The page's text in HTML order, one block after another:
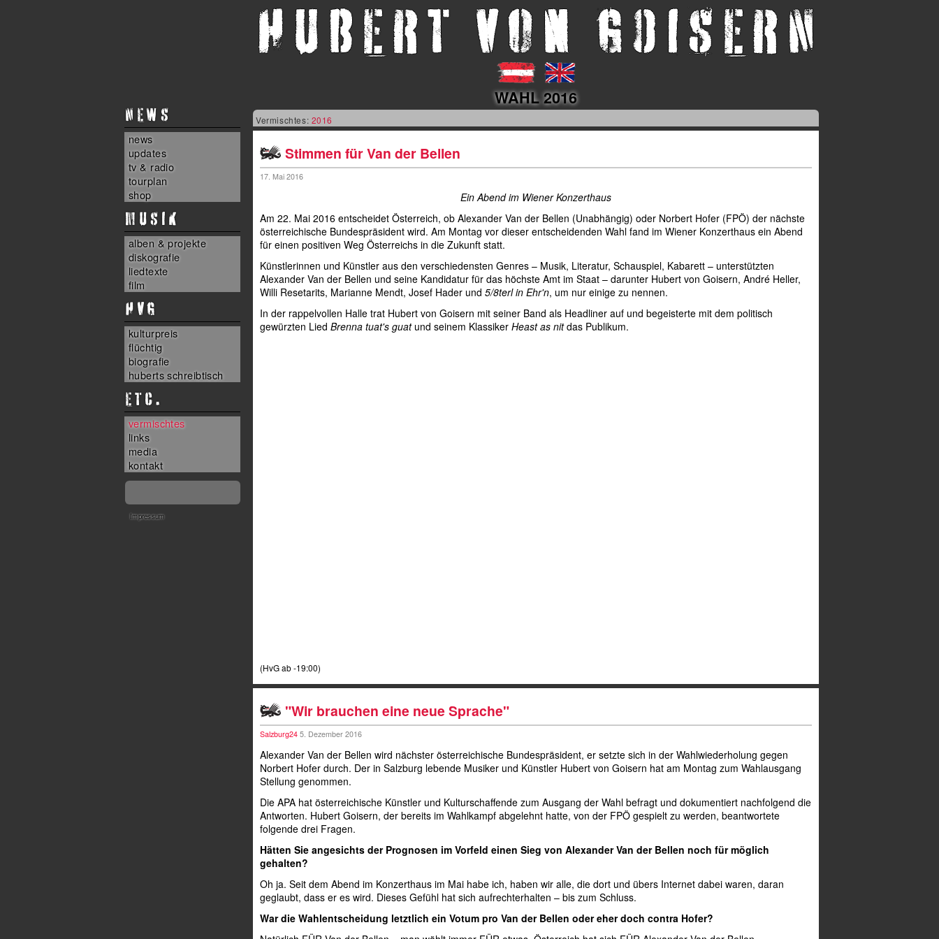
NEWS
news
updates
tv & radio
tourplan
shop
MUSIK
alben & projekte
diskografie
liedtexte
film
HvG
kulturpreis
flüchtig
biografie
huberts schreibtisch
ETC.
vermischtes
links
media
kontakt
Impressum
WAHL 2016
Vermischtes: 2016
Stimmen für Van der Bellen
17. Mai 2016
Ein Abend im Wiener Konzerthaus
Am 22. Mai 2016 entscheidet Österreich, ob Alexander Van der Bellen (Unabhängig) oder Norbert Hofer (FPÖ) der nächste
österreichische Bundespräsident wird. Am Montag vor dieser entscheidenden Wahl fand im Wiener Konzerthaus ein Abend
für einen positiven Weg Österreichs in die Zukunft statt.
Künstlerinnen und Künstler aus den verschiedensten Genres – Musik, Literatur, Schauspiel, Kabarett – unterstützten
Alexander Van der Bellen und seine Kandidatur für das höchste Amt im Staat – darunter Hubert von Goisern, André Heller,
Willi Resetarits, Marianne Mendt, Josef Hader und 5/8terl in Ehr'n, um nur einige zu nennen.
In der rappelvollen Halle trat Hubert von Goisern mit seiner Band als Headliner auf und begeisterte mit dem politisch
gewürzten Lied Brenna tuat's guatund seinem Klassiker Heast as nitdas Publikum.
(HvG ab -19:00)
"Wir brauchen eine neue Sprache"
Salzburg24 5. Dezember 2016
Alexander Van der Bellen wird nächster österreichische Bundespräsident, er setzte sich in der Wahlwiederholung gegen
Norbert Hofer durch. Der in Salzburg lebende Musiker und Künstler Hubert von Goisern hat am Montag zum Wahlausgang
Stellung genommen.
Die APA hat österreichische Künstler und Kulturschaffende zum Ausgang der Wahl befragt und dokumentiert nachfolgend die
Antworten. Hubert Goisern, der bereits im Wahlkampf abgelehnt hatte, von der FPÖ gespielt zu werden, beantwortete
folgende drei Fragen.
Hätten Sie angesichts der Prognosen im Vorfeld einen Sieg von Alexander Van der Bellen noch für möglich
gehalten?
Oh ja. Seit dem Abend im Konzerthaus im Mai habe ich, haben wir alle, die dort und übers Internet dabei waren, daran
geglaubt, dass er es wird. Dieses Gefühl hat sich aufrechterhalten – bis zum Schluss.
War die Wahlentscheidung letztlich ein Votum pro Van der Bellen oder eher doch contra Hofer?